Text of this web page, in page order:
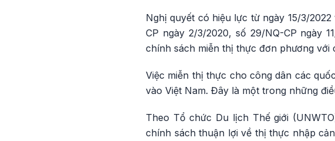
Nghị quyết có hiệu lực từ ngày 15/3/
CP ngày 2/3/2020, số 29/NQ-CP ngày
chính sách miễn thị thực đơn phương với
Việc miễn thị thực cho công dân các
vào Việt Nam. Đây là một trong những
Theo Tổ chức Du lịch Thế giới
chính sách thuận lợi về thị thực nhập